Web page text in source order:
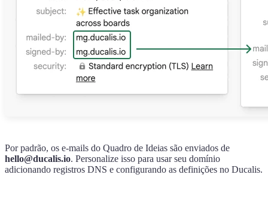
Por padrão, os e-mails do Quadro de Ideias são enviados de
hello@ducalis.io. Personalize isso para usar seu domínio
adicionando registros DNS e configurando as definições no Ducalis.